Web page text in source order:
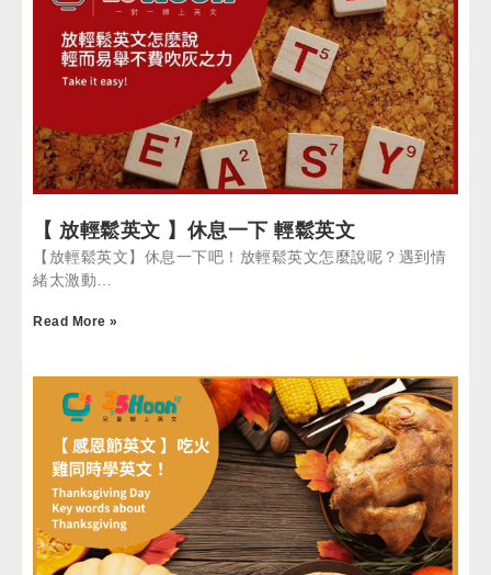
【 放輕鬆英文 】休息一下 輕鬆英文
【放輕鬆英文】休息一下吧！放輕鬆英文怎麼說呢？遇到情
緒太激動…
Read More »